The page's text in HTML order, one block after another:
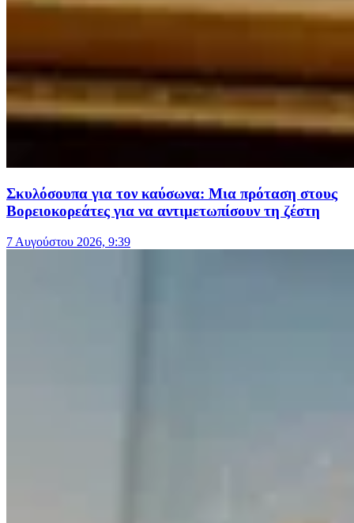
Σκυλόσουπα για τον καύσωνα: Μια πρόταση στους
Βορειοκορεάτες για να αντιμετωπίσουν τη ζέστη
7 Αυγούστου 2026, 9:39